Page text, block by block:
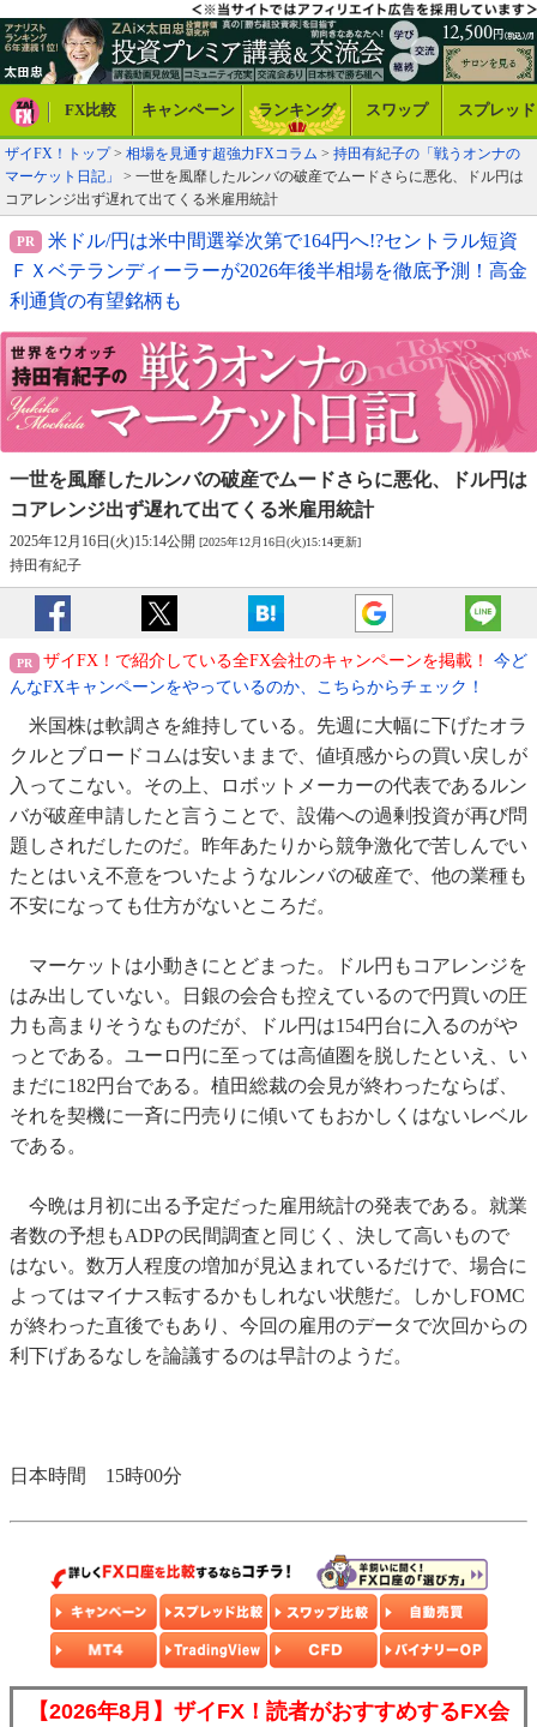
FX比較 キャンペーン ランキング スワップ スプレッド
ザイFX！トップ> 相場を見通す超強力FXコラム > 持田有紀子の「戦うオンナの
マーケット日記」
> 一世を風靡したルンバの破産でムードさらに悪化、ドル円は
コアレンジ出ず遅れて出てくる米雇用統計
米ドル/円は米中間選挙次第で164円へ!?セントラル短資
ＦＸベテランディーラーが2026年後半相場を徹底予測！高金
利通貨の有望銘柄も
一世を風靡したルンバの破産でムードさらに悪化、
ドル円は
コアレンジ出ず遅れて出てくる米雇用統計
2025年12月16日(火)15:14公開 [2025年12月16日(火)15:14更新]
持田有紀子
ザイFX！で紹介している全FX会社のキャンペーンを掲載！
今ど
んなFXキャンペーンをやっているのか、こちらからチェック！
米国株は軟調さを維持している。先週に大幅に下げたオラ
クルとブロードコムは安いままで、値頃感からの買い戻しが
入ってこない。その上、ロボットメーカーの代表であるルン
バが破産申請したと言うことで、設備への過剰投資が再び問
題しされだしたのだ。昨年あたりから競争激化で苦しんでい
たとはいえ不意をついたようなルンバの破産で、他の業種も
不安になっても仕方がないところだ。
マーケットは小動きにとどまった。ドル円もコアレンジを
はみ出していない。日銀の会合も控えているので円買いの圧
力も高まりそうなものだが、ドル円は154円台に入るのがや
っとである。ユーロ円に至っては高値圏を脱したといえ、い
まだに182円台である。植田総裁の会見が終わったならば、
それを契機に一斉に円売りに傾いてもおかしくはないレベル
である。
今晩は月初に出る予定だった雇用統計の発表である。就業
者数の予想もADPの民間調査と同じく、決して高いもので
はない。数万人程度の増加が見込まれているだけで、場合に
よってはマイナス転するかもしれない状態だ。しかしFOMC
が終わった直後でもあり、今回の雇用のデータで次回からの
利下げあるなしを論議するのは早計のようだ。
日本時間 15時00分
【2026年8月】ザイFX！読者がおすすめするFX会